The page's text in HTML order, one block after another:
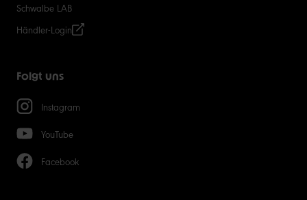
Schwalbe LAB
Händler-Login
Folgt uns
Instagram
YouTube
Facebook